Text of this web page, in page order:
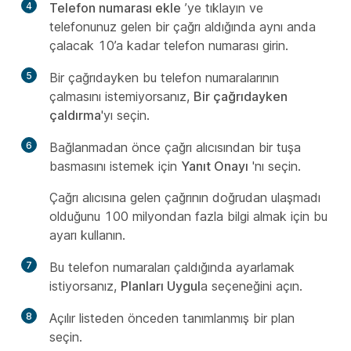
4 Telefon numarası ekle ’ye tıklayın ve
telefonunuz gelen bir çağrı aldığında aynı anda
çalacak 10’a kadar telefon numarası girin.
5
Bir çağrıdayken bu telefon numaralarının
çalmasını istemiyorsanız, Bir çağrıdayken
çaldırma'yı seçin.
6
Bağlanmadan önce çağrı alıcısından bir tuşa
basmasını istemek için Yanıt Onayı 'nı seçin.
Çağrı alıcısına gelen çağrının doğrudan ulaşmadı
olduğunu 100 milyondan fazla bilgi almak için bu
ayarı kullanın.
7
Bu telefon numaraları çaldığında ayarlamak
istiyorsanız, Planları Uygula seçeneğini açın.
8
Açılır listeden önceden tanımlanmış bir plan
seçin.